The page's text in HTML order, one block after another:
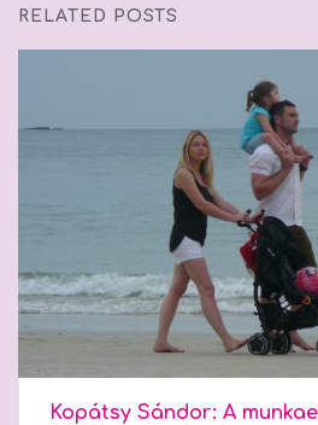
RELATED POSTS
Kopátsy Sándor: A